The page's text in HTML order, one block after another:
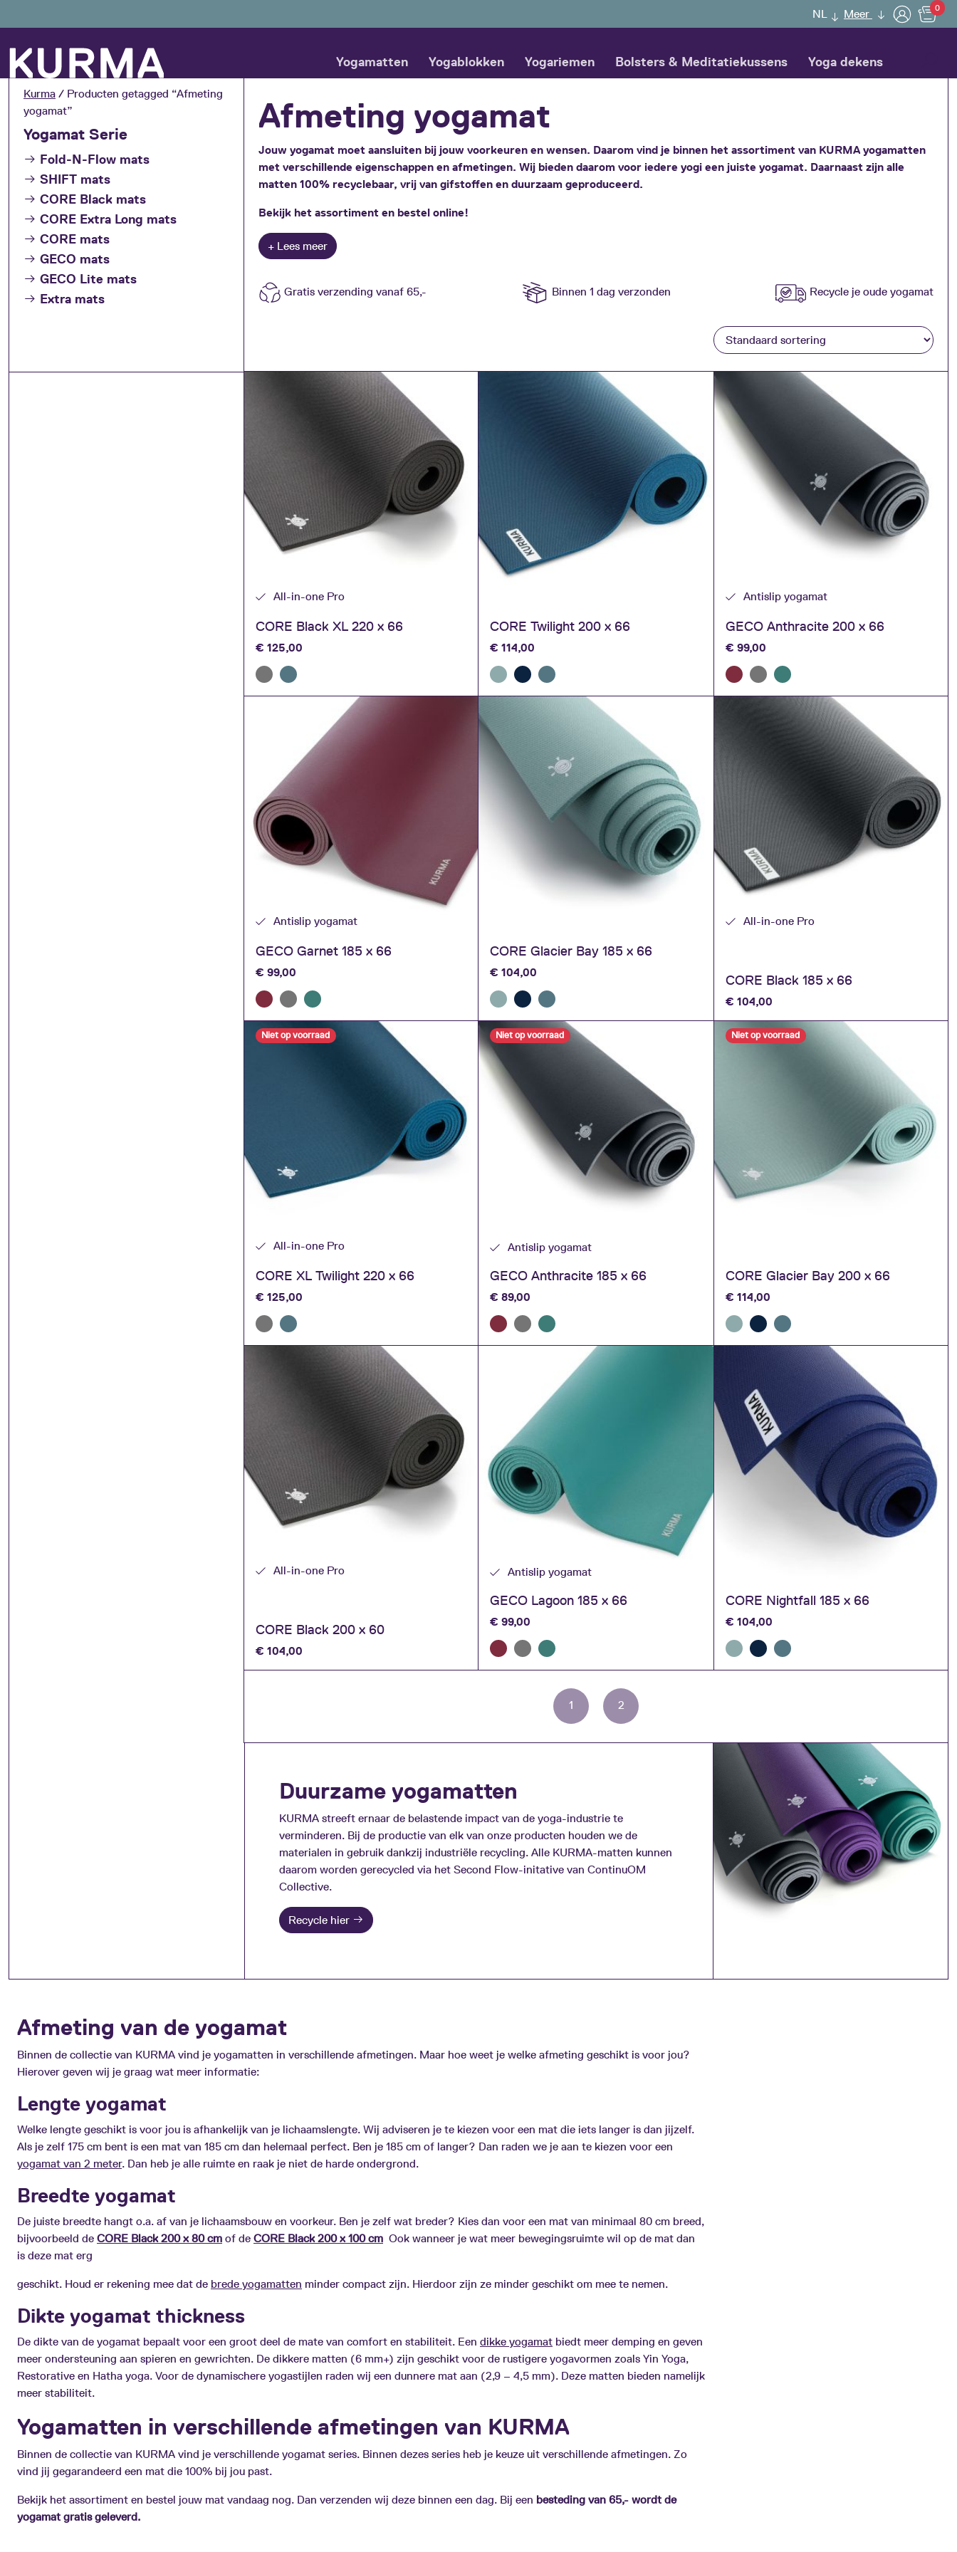
NL Meer 0
Yogamatten Yogablokken Yogariemen Bolsters & Meditatiekussens Yoga dekens
Kurma / Producten getagged “Afmeting
yogamat”
Yogamat Serie
Fold-N-Flow mats
SHIFT mats
CORE Black mats
CORE Extra Long mats
CORE mats
GECO mats
GECO Lite mats
Extra mats
Afmeting yogamat
Jouw yogamat moet aansluiten bij jouw voorkeuren en wensen. Daarom vind je binnen het assortiment van KURMA yogamatten
met verschillende eigenschappen en afmetingen. Wij bieden daarom voor iedere yogi een juiste yogamat. Daarnaast zijn alle
matten 100% recyclebaar, vrij van gifstoffen en duurzaam geproduceerd.
Bekijk het assortiment en bestel online!
Gratis verzending vanaf 65,- Binnen 1 dag verzonden Recycle je oude yogamat
All-in-one Pro
CORE Black XL 220 x 66
€ 125,00
CORE Twilight 200 x 66
€ 114,00
Antislip yogamat
GECO Anthracite 200 x 66
€ 99,00
Antislip yogamat
GECO Garnet 185 x 66
€ 99,00
CORE Glacier Bay 185 x 66
€ 104,00
All-in-one Pro
CORE Black 185 x 66
€ 104,00
Niet op voorraad
All-in-one Pro
CORE XL Twilight 220 x 66
€ 125,00
Niet op voorraad
Antislip yogamat
GECO Anthracite 185 x 66
€ 89,00
Niet op voorraad
CORE Glacier Bay 200 x 66
€ 114,00
All-in-one Pro
CORE Black 200 x 60
€ 104,00
Antislip yogamat
GECO Lagoon 185 x 66
€ 99,00
CORE Nightfall 185 x 66
€ 104,00
Page
1 Page
2
Duurzame yogamatten
KURMA streeft ernaar de belastende impact van de yoga-industrie te
verminderen. Bij de productie van elk van onze producten houden we de
materialen in gebruik dankzij industriële recycling. Alle KURMA-matten kunnen
daarom worden gerecycled via het Second Flow-initative van ContinuOM
Collective.
Recycle hier
Afmeting van de yogamat
Binnen de collectie van KURMA vind je yogamatten in verschillende afmetingen. Maar hoe weet je welke afmeting geschikt is voor jou?
Hierover geven wij je graag wat meer informatie:
Lengte yogamat
Welke lengte geschikt is voor jou is afhankelijk van je lichaamslengte. Wij adviseren je te kiezen voor een mat die iets langer is dan jijzelf.
Als je zelf 175 cm bent is een mat van 185 cm dan helemaal perfect. Ben je 185 cm of langer? Dan raden we je aan te kiezen voor een
yogamat van 2 meter. Dan heb je alle ruimte en raak je niet de harde ondergrond.
Breedte yogamat
De juiste breedte hangt o.a. af van je lichaamsbouw en voorkeur. Ben je zelf wat breder? Kies dan voor een mat van minimaal 80 cm breed,
bijvoorbeeld de CORE Black 200 x 80 cm of de CORE Black 200 x 100 cm Ook wanneer je wat meer bewegingsruimte wil op de mat dan
is deze mat erg
geschikt. Houd er rekening mee dat de brede yogamatten minder compact zijn. Hierdoor zijn ze minder geschikt om mee te nemen.
Dikte yogamat thickness
De dikte van de yogamat bepaalt voor een groot deel de mate van comfort en stabiliteit. Een dikke yogamat biedt meer demping en geven
meer ondersteuning aan spieren en gewrichten. De dikkere matten (6 mm+) zijn geschikt voor de rustigere yogavormen zoals Yin Yoga,
Restorative en Hatha yoga. Voor de dynamischere yogastijlen raden wij een dunnere mat aan (2,9 – 4,5 mm). Deze matten bieden namelijk
meer stabiliteit.
Yogamatten in verschillende afmetingen van KURMA
Binnen de collectie van KURMA vind je verschillende yogamat series. Binnen dezes series heb je keuze uit verschillende afmetingen. Zo
vind jij gegarandeerd een mat die 100% bij jou past.
Bekijk het assortiment en bestel jouw mat vandaag nog. Dan verzenden wij deze binnen een dag. Bij een besteding van 65,- wordt de
yogamat gratis geleverd.